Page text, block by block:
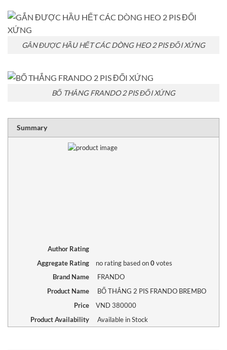
GẮN ĐƯỢC HẦU HẾT CÁC DÒNG HEO 2 PIS ĐỐI XỨNG
BỐ THẮNG FRANDO 2 PIS ĐỐI XỨNG
Summary
RATING 1 star
2
3
4
5
Author Rating
Aggregate Rating
no ratingbased on0votes
Brand Name
FRANDO
Product Name
BỐ THẮNG 2 PIS FRANDO BREMBO
Price
VND380000
Product Availability
Available in Stock